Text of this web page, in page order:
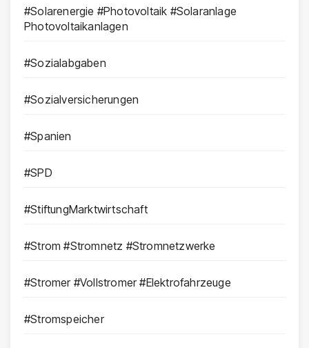
#Solarenergie #Photovoltaik #Solaranlage
Photovoltaikanlagen
#Sozialabgaben
#Sozialversicherungen
#Spanien
#SPD
#StiftungMarktwirtschaft
#Strom #Stromnetz #Stromnetzwerke
#Stromer #Vollstromer #Elektrofahrzeuge
#Stromspeicher